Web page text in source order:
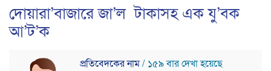
দোয়ারা’বাজারে জা’ল টাকাসহ এক যু’বক
আ’ট’ক
প্রতিবেদকের নাম/ ১৫৯ বার দেখা হয়েছে